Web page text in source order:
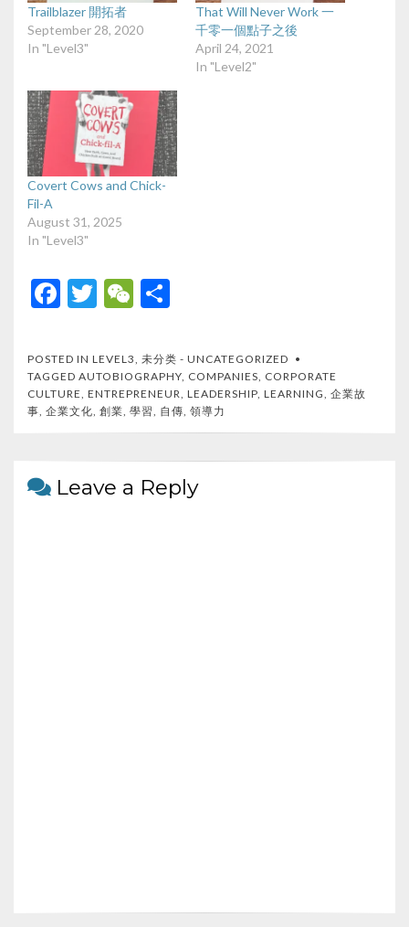
Trailblazer 開拓者
September 28, 2020
In "Level3"
That Will Never Work 一
千零一個點子之後
April 24, 2021
In "Level2"
Covert Cows and Chick-
Fil-A
August 31, 2025
In "Level3"
F
e
b
o
T
itt
er
W
C
h
at
ar
e
POSTED IN LEVEL3, 未分类 - UNCATEGORIZED
TAGGED AUTOBIOGRAPHY, COMPANIES, CORPORATE
CULTURE, ENTREPRENEUR, LEADERSHIP, LEARNING, 企業故
事, 企業文化, 創業, 學習, 自傳, 領導力
Leave a Reply